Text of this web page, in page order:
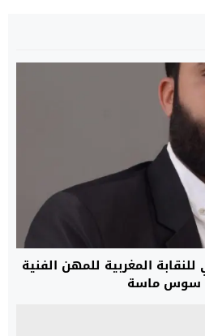
المغربية للمهن الفنية
سوس ماسة